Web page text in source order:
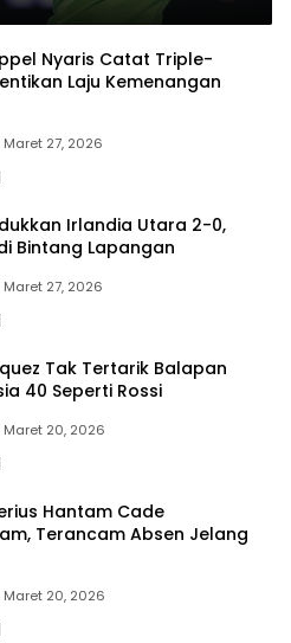
Nyaris Catat Triple-
Laju Kemenangan
Maret 27, 2026
Irlandia Utara 2-0,
Bintang Lapangan
Maret 27, 2026
Tak Tertarik Balapan
40 Seperti Rossi
Maret 20, 2026
Hantam Cade
Terancam Absen Jelang
Maret 20, 2026